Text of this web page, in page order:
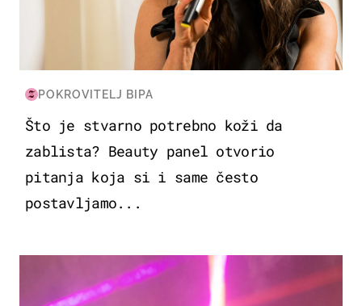
POKROVITELJ BIPA
Što je stvarno potrebno koži da
zablista? Beauty panel otvorio
pitanja koja si i same često
postavljamo...
KULTURA & ZABAVA